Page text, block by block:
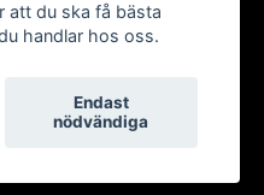
att du ska få bästa
handlar hos oss.
Endast
nödvändiga